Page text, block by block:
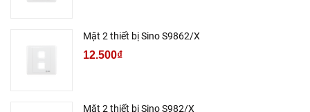
Mặt 2 thiết bị Sino S9862/X
12.500₫
Mặt 2 thiết bị Sino S982/X